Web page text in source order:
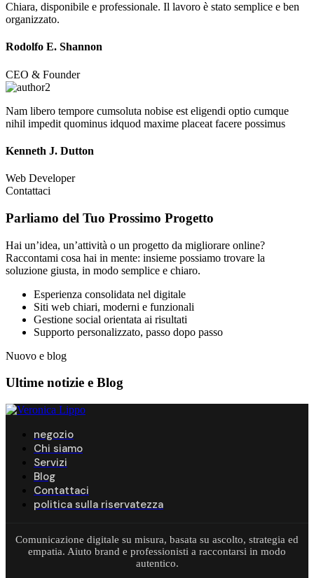
Chiara, disponibile e professionale. Il lavoro è stato semplice e ben
organizzato.
Rodolfo E. Shannon
CEO & Founder
Nam libero tempore cumsoluta nobise est eligendi optio cumque
nihil impedit quominus idquod maxime placeat facere possimus
Kenneth J. Dutton
Web Developer
Contattaci
Parliamo del Tuo Prossimo Progetto
Hai un’idea, un’attività o un progetto da migliorare online?
Raccontami cosa hai in mente: insieme possiamo trovare la
soluzione giusta, in modo semplice e chiaro.
Esperienza consolidata nel digitale
Siti web chiari, moderni e funzionali
Gestione social orientata ai risultati
Supporto personalizzato, passo dopo passo
Nuovo e blog
Ultime notizie e Blog
negozio
Chi siamo
Servizi
Blog
Contattaci
politica sulla riservatezza
Comunicazione digitale su misura, basata su ascolto, strategia ed
empatia. Aiuto brand e professionisti a raccontarsi in modo
autentico.